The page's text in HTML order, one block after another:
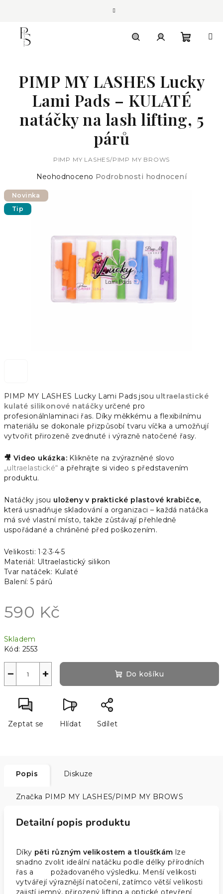
košík
PIMP MY LASHES Lucky Lami Pads jsou ultraelastické
kulaté silikonové natáčky určené pro
profesionálnlaminaci řas. Díky měkkému a flexibilnímu
materiálu se dokonale přizpůsobí tvaru víčka a umožňují
vytvořit přirozeně zvednuté i výrazně natočené řasy.
🎥 Video ukázka: Klikněte na zvýrazněné slovo
„ultraelastické“ a přehrajte si video s představením
produktu.
Natáčky jsou uloženy v praktické plastové krabičce,
která usnadňuje skladování a organizaci – každá natáčka
má své vlastní místo, takže zůstávají přehledně
uspořádané a chráněné před poškozením.
Velikosti:1·2·3·4·5
Materiál: Ultraelastický silikon
Tvar natáček: Kulaté
Balení: 5 párů
590 Kč
cena:
Skladem
Kód: 2553
+
− Do košíku
Zeptat se Hlídat Sdílet
PIMP MY LASHES Lucky
Lami Pads – KULATÉ
natáčky na lash lifting, 5
párů
PIMP MY LASHES/PIMP MY BROWS
Průměrné
produktu
hvězdiček.
Neohodnoceno Podrobnosti hodnocení
Novinka
Tip
Popis Diskuze
Značka PIMP MY LASHES/PIMP MY BROWS
Detailní popis produktu
Díky pěti různým velikostem a tloušťkám lze
snadno zvolit ideální natáčku podle délky přírodních
řas a požadovaného výsledku. Menší velikosti
vytvářejí výraznější natočení, zatímco větší velikosti
zajistí jemný, přirozený lifting a optické otevření